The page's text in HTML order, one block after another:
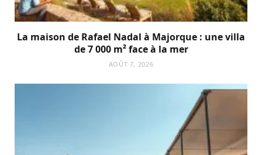
La maison de Rafael Nadal à Majorque : une villa
de 7 000 m² face à la mer
AOÛT 7, 2026